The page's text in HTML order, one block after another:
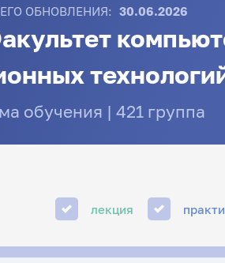
ОБНОВЛЕНИЯ: 30.06.2026
обучения | 421 группа
лекция